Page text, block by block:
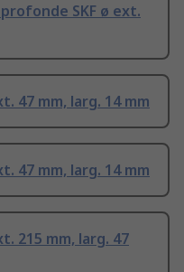
SKF ø ext.
47 mm, larg. 14 mm
47 mm, larg. 14 mm
215 mm, larg. 47